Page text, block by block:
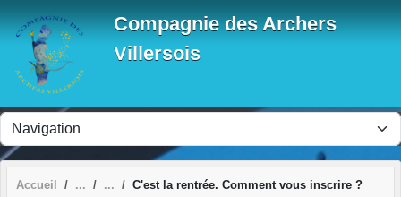
Compagnie des Archers
Villersois
Accueil C'est la rentrée. Comment vous inscrire ?